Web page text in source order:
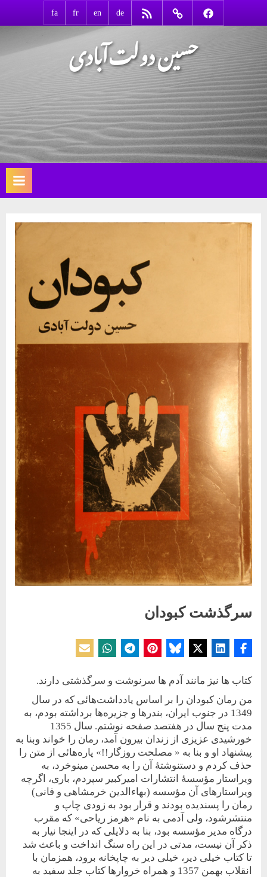
Facebook
Contact
RSS
de
en
fr
fa
حسین دولت‌آبادی
سرگذشت کبودان
کتاب ها نیز مانند آدم ها سرنوشت و سرگذشتی دارند.
من رمان کبودان را بر اساس یادداشت‌هائی که در سال
1349 در جنوب ایران، بندرها و جزیره‌ها برداشته بودم، به
مدت پنج سال در هفتصد صفحه نوشتم. سال 1355
خورشیدی عزیزی از زندان بیرون آمد، رمان را خواند وبنا به
پیشنهاد او و بنا به « مصلحت روزگار!!» پاره‌هائی از متن را
حذف کردم و دستنوشتۀ آن را به محسن مینوخرد، به
ویراستار مؤسسۀ انتشارات امیرکبیر سپردم، باری، اگرچه
ویراستارهای آن مؤسسه (بهاءالدین خرمشاهی و فانی)
رمان را پسندیده بودند و قرار بود به زودی چاپ و
منتشرشود، ولی آدمی به نام «هرمز ریاحی» که مقرب
درگاه مدیر مؤسسه بود، بنا به دلایلی که در اینجا نیار به
ذکر آن نیست، مدتی در این راه سنگ انداخت و باعث شد
تا کتاب خیلی دیر، خیلی دیر به چاپخانه برود، همزمان با
انقلاب بهمن 1357 و همراه خروارها کتاب جلد سفید به